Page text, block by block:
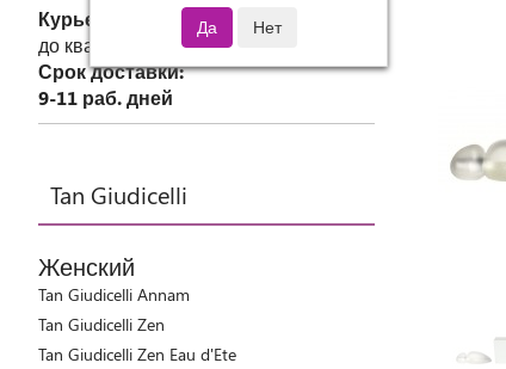
Курьер СДЭК
до квартиры или офиса
Срок доставки:
9-11 раб. дней
Tan Giudicelli
Женский
Tan Giudicelli Annam
Tan Giudicelli Zen
Tan Giudicelli Zen Eau d'Ete